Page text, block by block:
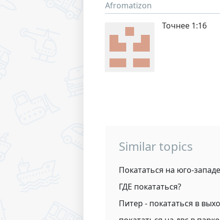
Afromatizon
Точнее 1:16
Similar topics
Покататься на юго-
ГДЕ покататься?
Питер - покататься в